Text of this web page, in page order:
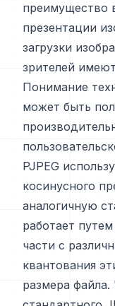
преимущество
презентации
загрузки
зрителей
Понимание
может быть
PJPEG
косинусного
аналогичную
работает
части с
квантования
размера файла.